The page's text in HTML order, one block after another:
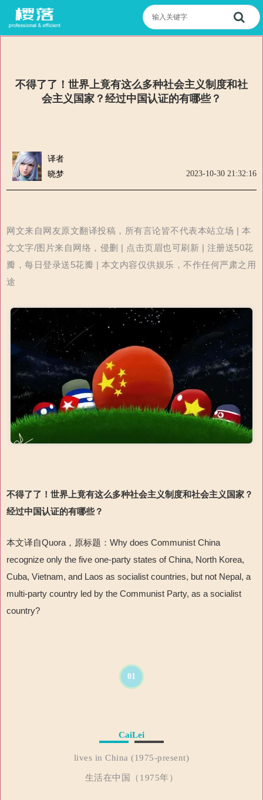
不得了了！世界上竟有这么多种社会主义制度和社
会主义国家？经过中国认证的有哪些？
译者
晓梦
2023-10-30 21:32:16
网文来自网友原文翻译投稿，所有言论皆不代表本站立场 | 本
文文字/图片来自网络，侵删 | 点击页眉也可刷新 | 注册送50花
瓣，每日登录送5花瓣 | 本文内容仅供娱乐，不作任何严肃之用
途
不得了了！世界上竟有这么多种社会主义制度和社会主义国家？
经过中国认证的有哪些？
本文译自Quora，原标题：Why does Communist China
recognize only the five one-party states of China, North Korea,
Cuba, Vietnam, and Laos as socialist countries, but not Nepal, a
multi-party country led by the Communist Party, as a socialist
country?
01
CaiLei
lives in China (1975-present)
生活在中国（1975年）